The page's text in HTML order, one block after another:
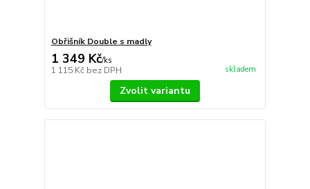
Obřišník Double s madly
1 349 Kč/ks
1 115 Kč bez DPH skladem
Zvolit variantu